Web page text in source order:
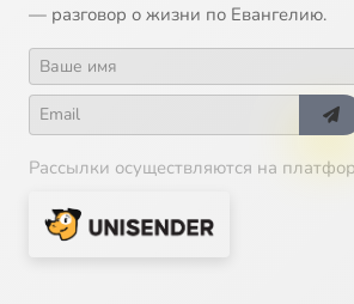
— разговор о жизни по Евангелию.
Рассылки осуществляются на